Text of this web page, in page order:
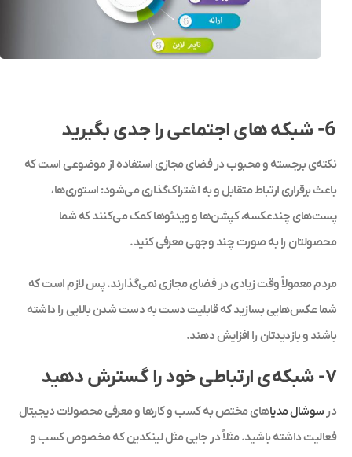
شبکه های اجتماعی را جدی بگیرید
نکته‌ی برجسته و محبوب در فضای مجازی استفاده از موضوعی است که
باعث برقراری ارتباط متقابل و به اشتراک‌گذاری می‌شود: استوری‌ها،
پست‌های چندعکسه، کپشن‌ها و ویدئوها کمک می‌کنند که شما
محصولتان را به صورت چند وجهی معرفی کنید.
مردم معمولاً وقت زیادی در فضای مجازی نمی‌گذارند. پس لازم است که
شما عکس‌هایی بسازید که قابلیت دست به دست شدن بالایی را داشته
باشند و بازدیدتان را افزایش دهند.
۷- شبکه‌ی ارتباطی خود را گسترش دهید
درسوشال مدیاهای مختص به کسب‌ و کارها و معرفی محصولات دیجیتال
فعالیت داشته باشید. مثلاً در جایی مثل لینکدین که مخصوص کسب و